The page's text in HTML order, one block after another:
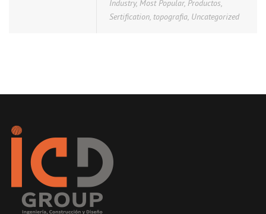
Industry, Most Popular, Productos,
Sertification, topografia, Uncategorized